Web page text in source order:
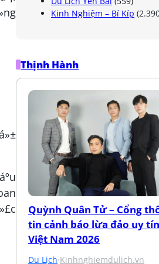
Kinh Nghiệm – Bí Kíp
Thịnh Hành
Quỳnh Quân Tử – Cổng
tin cảnh báo lừa đảo uy
Việt Nam 2026
Du Lịch·Kinhnghiemdulich.vn